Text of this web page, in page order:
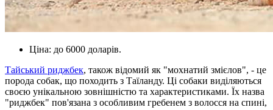
Ціна: до 6000 доларів.
Тайський риджбек, також відомий як "мохнатий змієлов", - це
порода собак, що походить з Таїланду. Ці собаки виділяються
своєю унікальною зовнішністю та характеристиками. Їх назва
"риджбек" пов'язана з особливим гребенем з волосся на спині,